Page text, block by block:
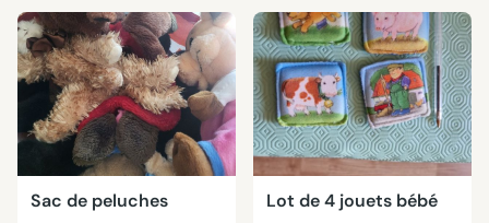
Sac de peluches Lot de 4 jouets bébé